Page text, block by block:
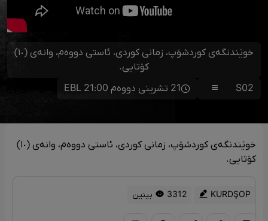
خوێندنگەی کوردشۆپ، زمانی کوردی، ئاستی دووەم، وانەی (١٠)
کۆتایی.
S02
21 تشرینی دووەم 21:00 EBL
خوێندنگەی کوردشۆپ، زمانی کوردی، ئاستی دووەم، وانەی (١٠)
کۆتایی.
KURDŞOP 3312 بینین